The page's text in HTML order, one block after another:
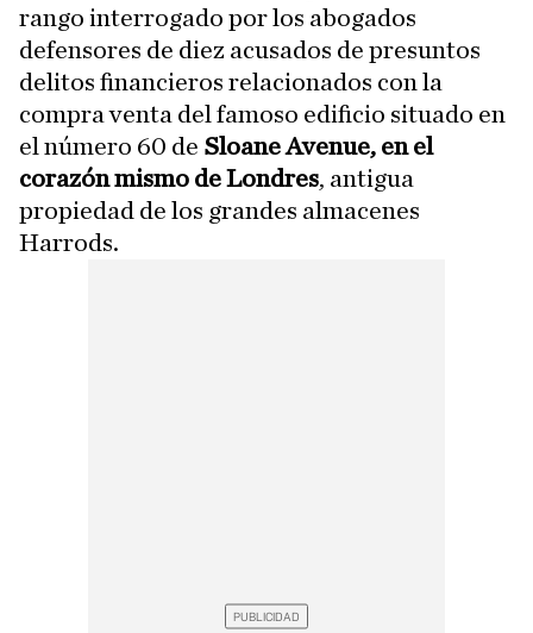
rango interrogado por los abogados
defensores de diez acusados de presuntos
delitos financieros relacionados con la
compra venta del famoso edificio situado en
el número 60 de Sloane Avenue, en el
corazón mismo de Londres, antigua
propiedad de los grandes almacenes
Harrods.